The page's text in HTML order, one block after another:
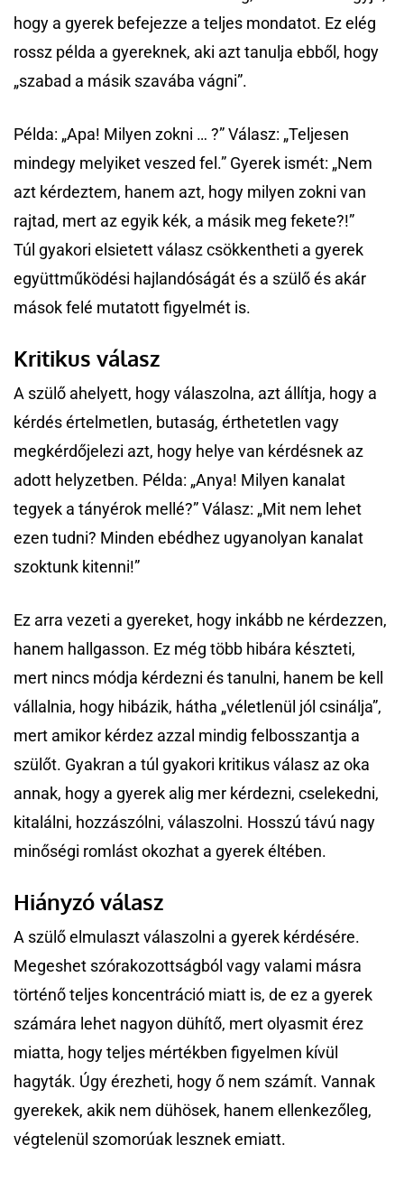
hogy a gyerek befejezze a teljes mondatot. Ez elég
rossz példa a gyereknek, aki azt tanulja ebből, hogy
„szabad a másik szavába vágni”.
Példa: „Apa! Milyen zokni … ?” Válasz: „Teljesen
mindegy melyiket veszed fel.” Gyerek ismét: „Nem
azt kérdeztem, hanem azt, hogy milyen zokni van
rajtad, mert az egyik kék, a másik meg fekete?!”
Túl gyakori elsietett válasz csökkentheti a gyerek
együttműködési hajlandóságát és a szülő és akár
mások felé mutatott figyelmét is.
Kritikus válasz
A szülő ahelyett, hogy válaszolna, azt állítja, hogy a
kérdés értelmetlen, butaság, érthetetlen vagy
megkérdőjelezi azt, hogy helye van kérdésnek az
adott helyzetben. Példa: „Anya! Milyen kanalat
tegyek a tányérok mellé?” Válasz: „Mit nem lehet
ezen tudni? Minden ebédhez ugyanolyan kanalat
szoktunk kitenni!”
Ez arra vezeti a gyereket, hogy inkább ne kérdezzen,
hanem hallgasson. Ez még több hibára készteti,
mert nincs módja kérdezni és tanulni, hanem be kell
vállalnia, hogy hibázik, hátha „véletlenül jól csinálja”,
mert amikor kérdez azzal mindig felbosszantja a
szülőt. Gyakran a túl gyakori kritikus válasz az oka
annak, hogy a gyerek alig mer kérdezni, cselekedni,
kitalálni, hozzászólni, válaszolni. Hosszú távú nagy
minőségi romlást okozhat a gyerek éltében.
Hiányzó válasz
A szülő elmulaszt válaszolni a gyerek kérdésére.
Megeshet szórakozottságból vagy valami másra
történő teljes koncentráció miatt is, de ez a gyerek
számára lehet nagyon dühítő, mert olyasmit érez
miatta, hogy teljes mértékben figyelmen kívül
hagyták. Úgy érezheti, hogy ő nem számít. Vannak
gyerekek, akik nem dühösek, hanem ellenkezőleg,
végtelenül szomorúak lesznek emiatt.